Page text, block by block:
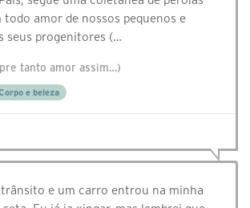
todo amor de nossos pequenos e
seus progenitores (…
tanto amor assim…)
e beleza
e um carro entrou na minha